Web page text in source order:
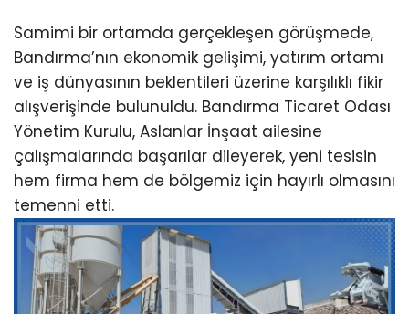
Samimi bir ortamda gerçekleşen görüşmede,
Bandırma’nın ekonomik gelişimi, yatırım ortamı
ve iş dünyasının beklentileri üzerine karşılıklı fikir
alışverişinde bulunuldu. Bandırma Ticaret Odası
Yönetim Kurulu, Aslanlar İnşaat ailesine
çalışmalarında başarılar dileyerek, yeni tesisin
hem firma hem de bölgemiz için hayırlı olmasını
temenni etti.